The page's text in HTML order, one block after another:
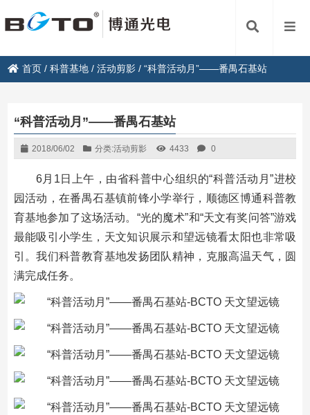
首页 /科普基地 /活动剪影 /“科普活动月”——番禺石基站
“科普活动月”——番禺石基站
2018/06/02 分类:活动剪影 4433 0
6月1日上午，由省科普中心组织的“科普活动月”进校
园活动，在番禺石基镇前锋小学举行，顺德区博通科普教
育基地参加了这场活动。“光的魔术”和“天文有奖问答”游戏
最能吸引小学生，天文知识展示和望远镜看太阳也非常吸
引。我们科普教育基地发扬团队精神，克服高温天气，圆
满完成任务。